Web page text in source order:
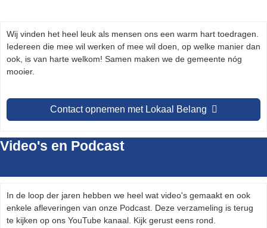
Wij vinden het heel leuk als mensen ons een warm hart toedragen.
Iedereen die mee wil werken of mee wil doen, op welke manier dan
ook, is van harte welkom! Samen maken we de gemeente nóg
mooier.
Contact opnemen met Lokaal Belang
Video's en Podcast
In de loop der jaren hebben we heel wat video's gemaakt en ook
enkele afleveringen van onze Podcast. Deze verzameling is terug
te kijken op ons YouTube kanaal. Kijk gerust eens rond.